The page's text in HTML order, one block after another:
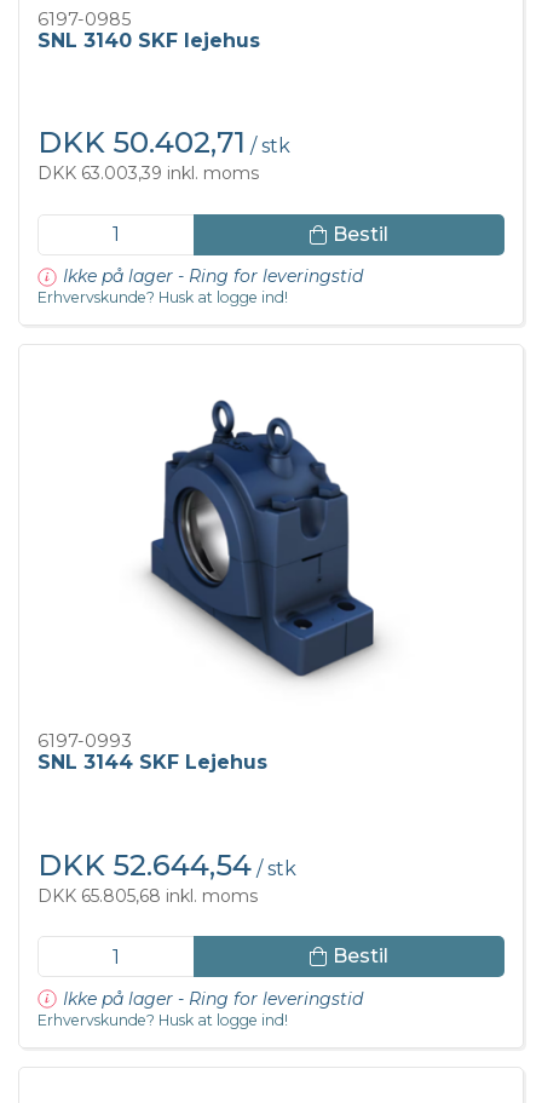
6197-0985
SNL 3140 SKF lejehus
DKK 50.402,71 / stk
DKK 63.003,39 inkl. moms
Bestil
Ikke på lager - Ring for leveringstid
Erhvervskunde? Husk at logge ind!
6197-0993
SNL 3144 SKF Lejehus
DKK 52.644,54 / stk
DKK 65.805,68 inkl. moms
Bestil
Ikke på lager - Ring for leveringstid
Erhvervskunde? Husk at logge ind!